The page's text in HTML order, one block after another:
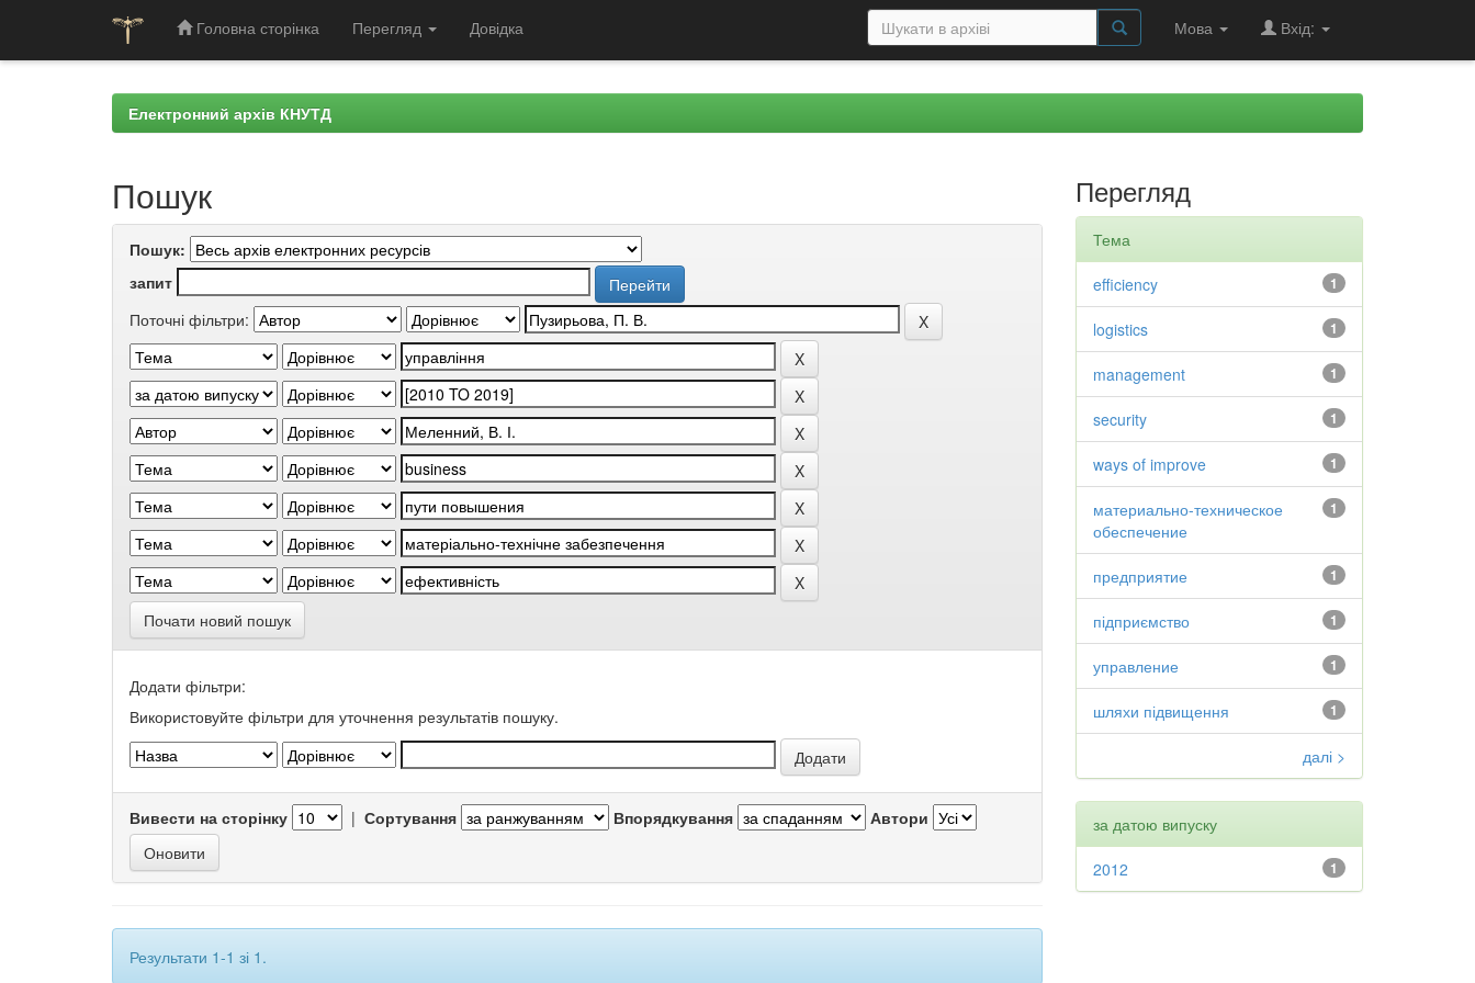
Головна сторінка Перегляд Довідка Мова Вхід:
Електронний архів КНУТД
Пошук
Пошук:
запит
Поточні фільтри:
Почати новий пошук
Додати фільтри:
Використовуйте фільтри для уточнення результатів пошуку.
Вивести на сторінку | Сортування Впорядкування Автори
Результати 1-1 зі 1.
Перегляд
Тема
1
efficiency
1
logistics
1
management
1
security
1
ways of improve
1
материально-техническое
обеспечение
1
предприятие
1
підприємство
1
управление
1
шляхи підвищення
далі >
за датою випуску
1
2012